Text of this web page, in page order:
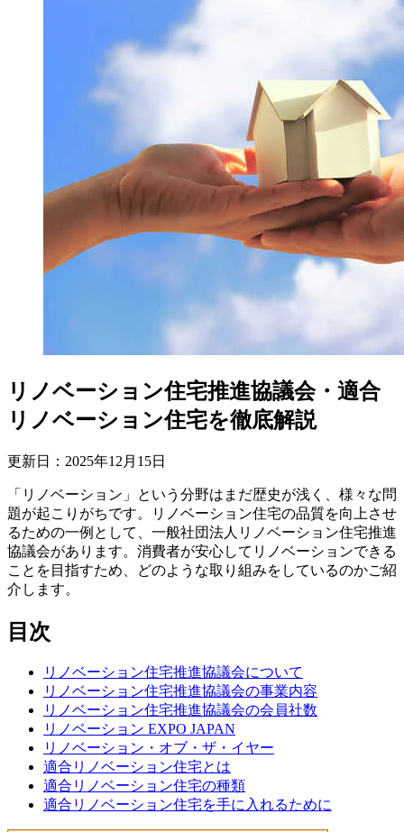
リノベーション住宅推進協議会・適合
リノベーション住宅を徹底解説
更新日： 2025年12 月 15日
「リノベーション」という分野はまだ歴史が浅く、様々な問
題が起こりがちです。リノベーション住宅の品質を向上させ
るための一例として、一般社団法人リノベーション住宅推進
協議会があります。消費者が安心してリノベーションできる
ことを目指すため、どのような取り組みをしているのかご紹
介します。
目次
リノベーション住宅推進協議会について
リノベーション住宅推進協議会の事業内容
リノベーション住宅推進協議会の会員社数
リノベーション EXPO JAPAN
リノベーション・オブ・ザ・イヤー
適合リノベーション住宅とは
適合リノベーション住宅の種類
適合リノベーション住宅を手に入れるために